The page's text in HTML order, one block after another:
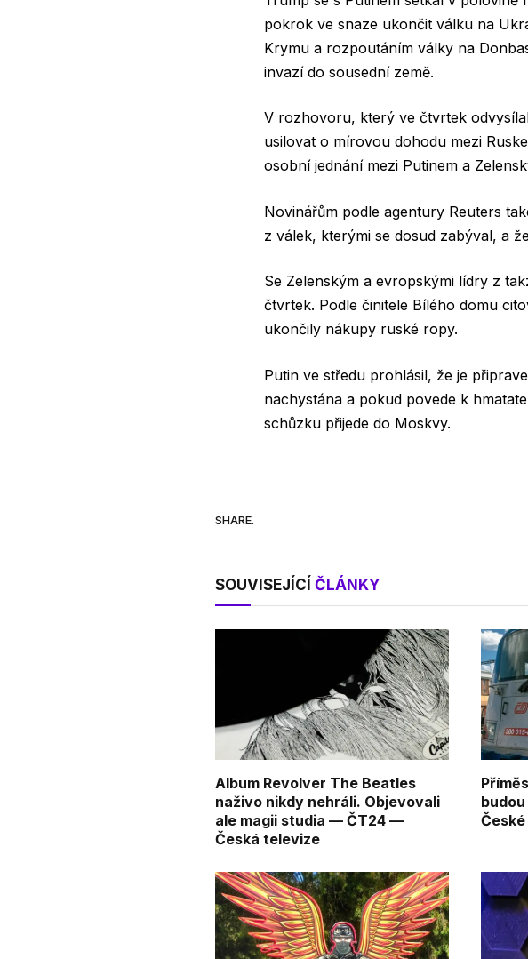
pokrok ve snaze ukončit válku na
Krymu a rozpoutáním války na
invazí do sousední země.
V rozhovoru, který ve čtvrtek
usilovat o mírovou dohodu mezi
osobní jednání mezi Putinem a
Novinářům podle agentury Reuters
z válek, kterými se dosud zabýval, a
Se Zelenským a evropskými lídry z
čtvrtek. Podle činitele Bílého domu
ukončily nákupy ruské ropy.
Putin ve středu prohlásil, že je
nachystána a pokud povede k
schůzku přijede do Moskvy.
SHARE.
SOUVISEJÍCÍČLÁNKY
Album Revolver The Beatles
naživo nikdy nehráli. Objevovali
ale magii studia — ČT24 —
Česká televize